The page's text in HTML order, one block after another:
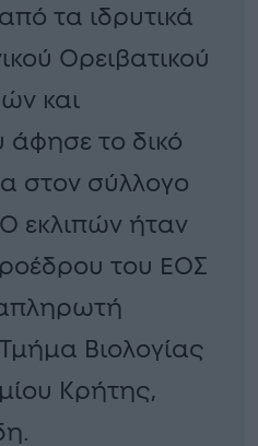
τα ιδρυτικά
Ορειβατικού
και
το δικό
στον σύλλογο
εκλιπών ήταν
του ΕΟΣ
Βιολογίας
Κρήτης,